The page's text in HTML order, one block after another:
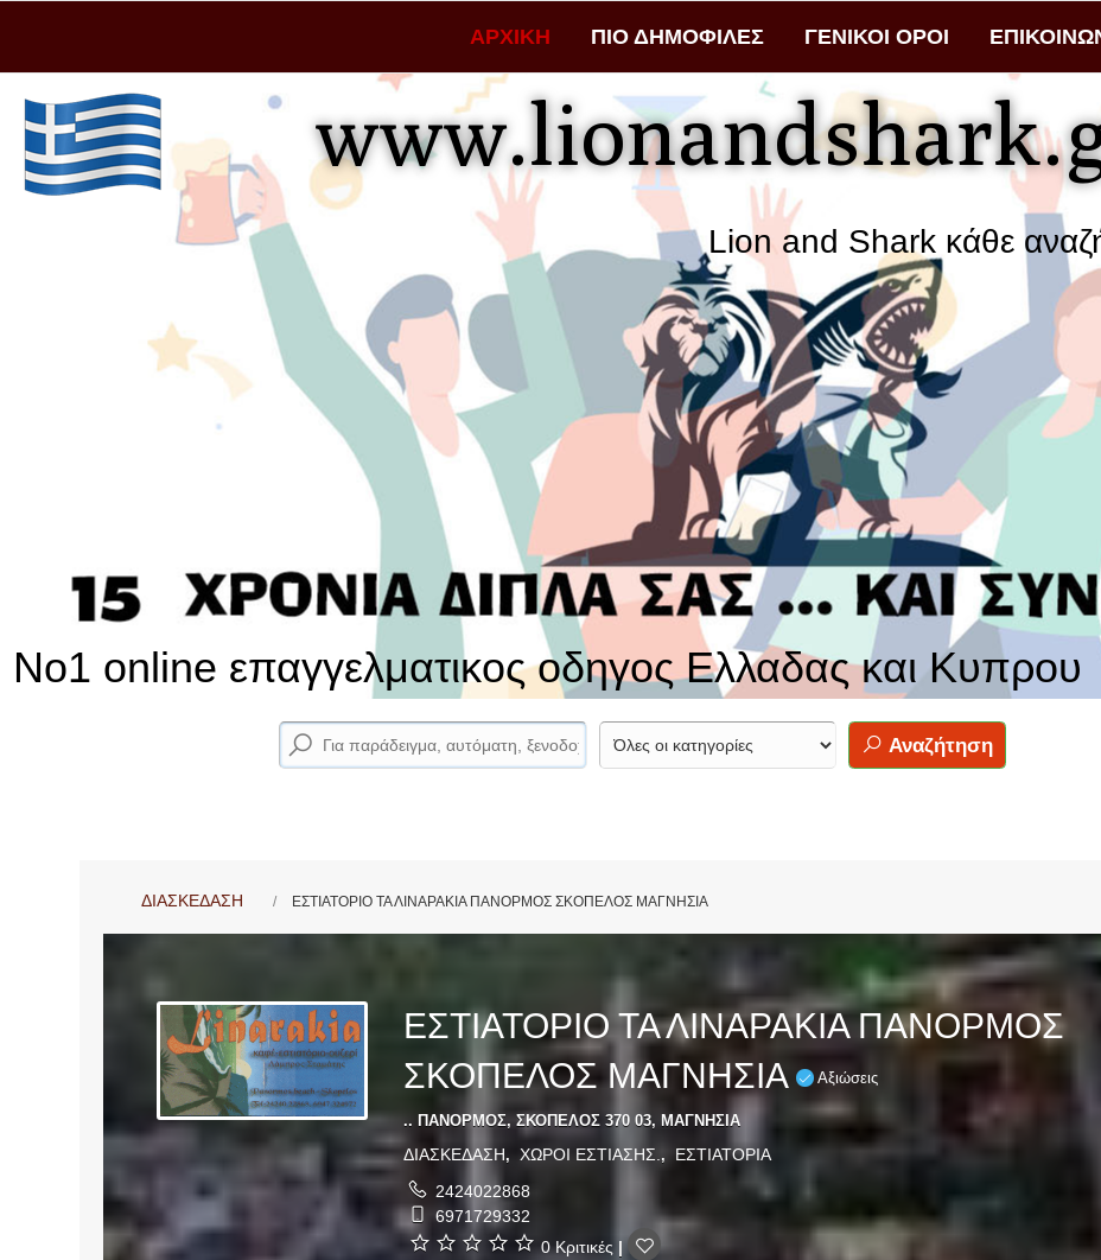
ΑΡΧΙΚΗ ΠΙΟ ΔΗΜΟΦΙΛΕΣ ΓΕΝΙΚΟΙ ΟΡΟΙ
No1 online επαγγελματικος οδηγος Ελλαδας και Κυπρου
Lion and Shark κάθε αναζήτηση
Αναζήτηση
ΔΙΑΣΚΕΔΑΣΗ ΕΣΤΙΑΤΟΡΙΟ ΤΑ ΛΙΝΑΡΑΚΙΑ ΠΑΝΟΡΜΟΣ ΣΚΟΠΕΛΟΣ ΜΑΓΝΗΣΙΑ
ΕΣΤΙΑΤΟΡΙΟ ΤΑ ΛΙΝΑΡΑΚΙΑ ΠΑΝΟΡΜΟΣ
ΣΚΟΠΕΛΟΣ ΜΑΓΝΗΣΙΑ
Αξιώσεις
.. ΠΑΝΟΡΜΟΣ, ΣΚΟΠΕΛΟΣ 370 03, ΜΑΓΝΗΣΙΑ
ΔΙΑΣΚΕΔΑΣΗ,ΧΩΡΟΙ ΕΣΤΙΑΣΗΣ., ΕΣΤΙΑΤΟΡΙΑ
2424022868
6971729332
0 Κριτικές |